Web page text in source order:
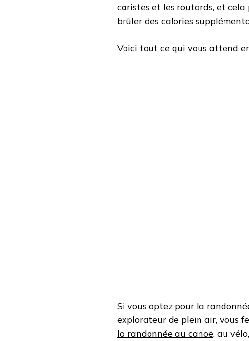
caristes et les routards, et
brûler des calories
Voici tout ce qui vous attend
Si vous optez pour la
explorateur de plein air, vous
la randonnée au canoë, au